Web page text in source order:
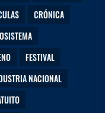
CRÓNICA
FESTIVAL
NACIONAL